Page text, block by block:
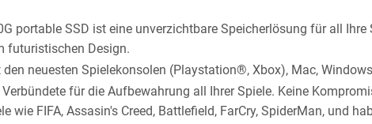
portable SSD ist eine unverzichtbare Speicherlösung für all
futuristischen Design.
neuesten Spielekonsolen (Playstation®, Xbox), Mac,
Verbündete für die Aufbewahrung all Ihrer Spiele. Keine
wie FIFA, Assasin's Creed, Battlefield, FarCry, SpiderMan, und